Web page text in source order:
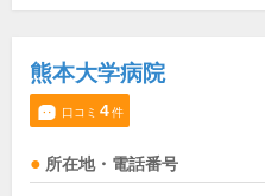
熊本大学病院
口コミ 4件
所在地・電話番号